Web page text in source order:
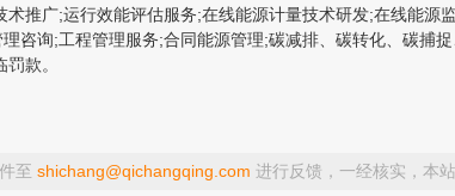
推广;运行效能评估服务;在线能源计量技术研发;在线能源
询;工程管理服务;合同能源管理;碳减排、碳转化、碳捕捉
款。
至 shichang@qichangqing.com 进行反馈，一经核实，本